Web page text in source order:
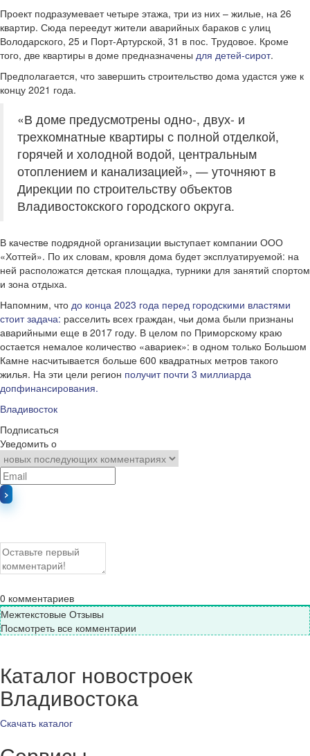
Проект подразумевает четыре этажа, три из них – жилые, на 26
квартир. Сюда переедут жители аварийных бараков с улиц
Володарского, 25 и Порт-Артурской, 31 в пос. Трудовое. Кроме
того, две квартиры в доме предназначены для детей-сирот.
Предполагается, что завершить строительство дома удастся уже к
концу 2021 года.
«В доме предусмотрены одно-, двух- и
трехкомнатные квартиры с полной отделкой,
горячей и холодной водой, центральным
отоплением и канализацией», — уточняют в
Дирекции по строительству объектов
Владивостокского городского округа.
В качестве подрядной организации выступает компании ООО
«Хоттей». По их словам, кровля дома будет эксплуатируемой: на
ней расположатся детская площадка, турники для занятий спортом
и зона отдыха.
Напомним, что до конца 2023 года перед городскими властями
стоит задача: расселить всех граждан, чьи дома были признаны
аварийными еще в 2017 году. В целом по Приморскому краю
остается немалое количество «авариек»: в одном только Большом
Камне насчитывается больше 600 квадратных метров такого
жилья. На эти цели регион получит почти 3 миллиарда
допфинансирования.
Владивосток
Подписаться
Уведомить о
0 комментариев
Межтекстовые Отзывы
Посмотреть все комментарии
Каталог новостроек
Владивостока
Скачать каталог